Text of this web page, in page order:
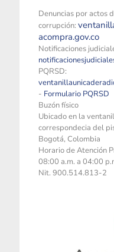
Denuncias por actos
corrupción:
acompra.gov.co
Notificaciones
PQRSD:
- Formulario PQRSD
Buzón físico
Ubicado en la
correspondecia del
Bogotá, Colombia
Horario de Atención
08:00 a.m. a 04:00
Nit. 900.514.813-2